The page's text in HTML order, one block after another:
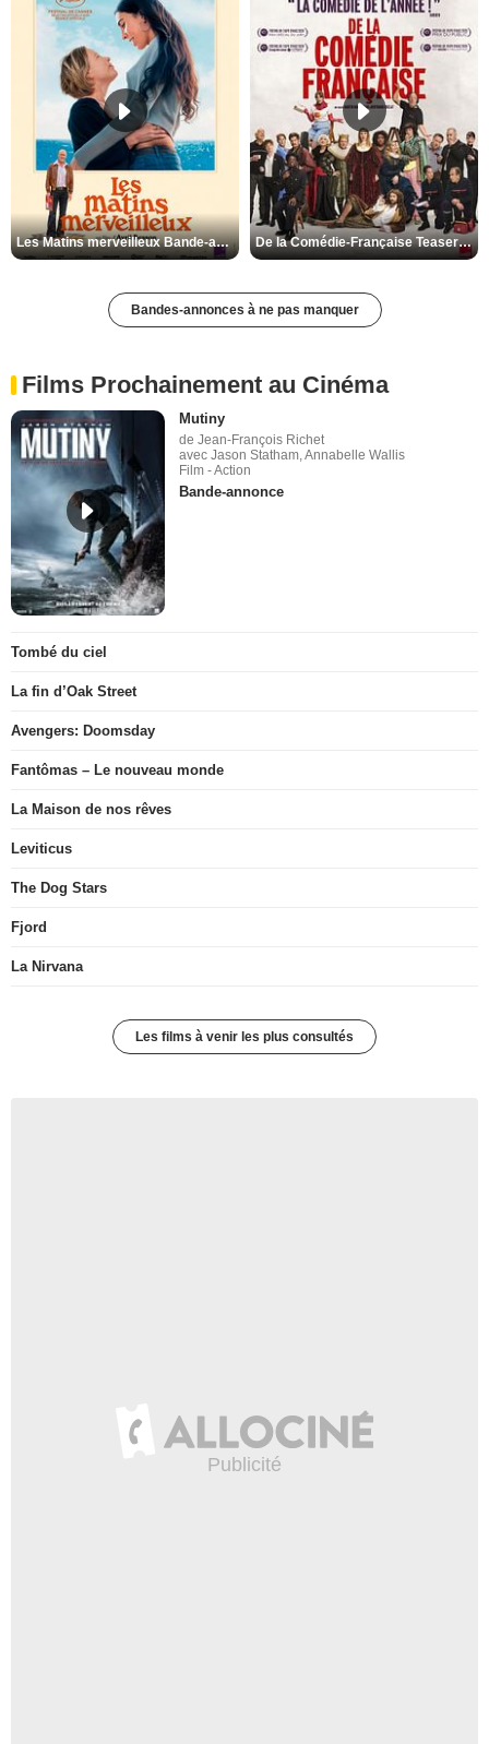
Les Matins merveilleux Bande-annonce VF De la Comédie-Française Teaser VF
Bandes-annonces à ne pas manquer
Films Prochainement au Cinéma
Mutiny
de Jean-François Richet
avec Jason Statham, Annabelle Wallis
Film - Action
Bande-annonce
Tombé du ciel
La fin d’Oak Street
Avengers: Doomsday
Fantômas – Le nouveau monde
La Maison de nos rêves
Leviticus
The Dog Stars
Fjord
La Nirvana
Les films à venir les plus consultés